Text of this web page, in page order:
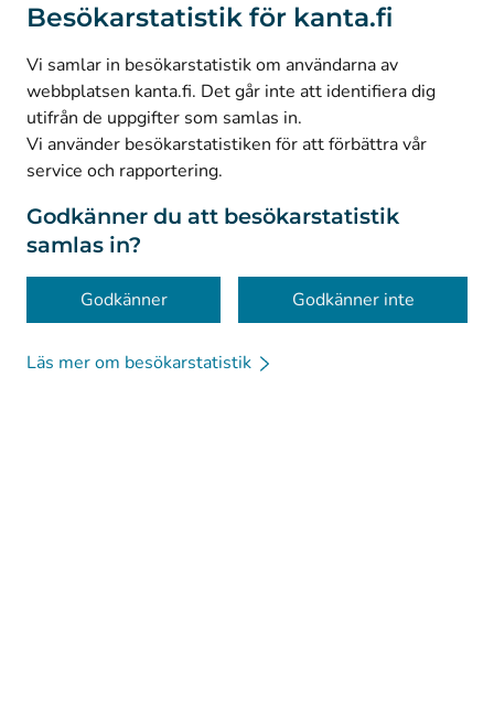
Besökarstatistik för kanta.fi
Vi samlar in besökarstatistik om användarna av
webbplatsen kanta.fi. Det går inte att identifiera dig
utifrån de uppgifter som samlas in.
Vi använder besökarstatistiken för att förbättra vår
service och rapportering.
Godkänner du att besökarstatistik
samlas in?
Godkänner Godkänner inte
Läs mer om besökarstatistik
LinkedIn(Avautuu uuteen välilehteen)
Facebook
Avautuu uuteen välilehteen)
© Kanta-Palvelut, Kansaneläkelaitos
Dataskydd
Om webbplatsen
Tillgänglighet
Kakor